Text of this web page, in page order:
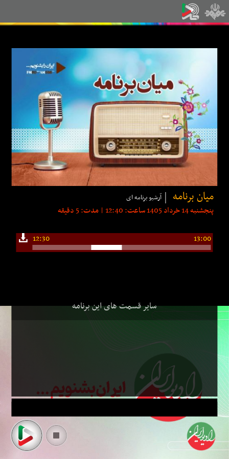
میان برنامه آرشیو برنامه ای
پنجشنبه 14 خرداد 1405 ساعت: 12:40 | مدت: 5 دقیقه
12:30 13:00
سایر قسمت های این برنامه